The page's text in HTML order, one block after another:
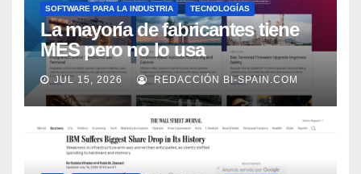
SOFTWARE PARA LA INDUSTRIA TECNOLOGÍAS
La mayoría de fabricantes tiene
MES pero no lo usa
adecuadamente, según Rockwell
Automation
JUL 15, 2026 REDACCIÓN BI-SPAIN.COM